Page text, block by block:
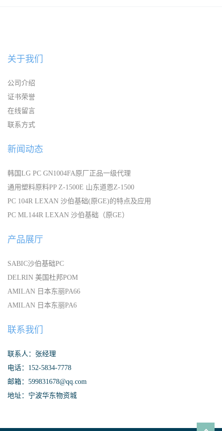
关于我们
公司介绍
证书荣誉
在线留言
联系方式
新闻动态
韩国LG PC GN1004FA原厂正品一级代理
通用塑料原料PP Z-1500E 山东道恩Z-1500
PC 104R LEXAN 沙伯基础(原GE)的特点及应用
PC ML144R LEXAN 沙伯基础（原GE）
产品展厅
SABIC沙伯基础PC
DELRIN 美国杜邦POM
AMILAN 日本东丽PA66
AMILAN 日本东丽PA6
联系我们
联系人：张经理
电话：152-5834-7778
邮箱：599831678@qq.com
地址：宁波华东物资城